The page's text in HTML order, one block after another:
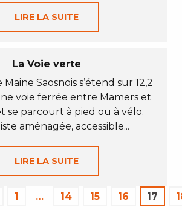
LIRE LA SUITE
La Voie verte
Maine Saosnois s’étend sur 12,2
voie ferrée entre Mamers et
se parcourt à pied ou à vélo.
aménagée, accessible...
LIRE LA SUITE
1 … 14 15 16 17